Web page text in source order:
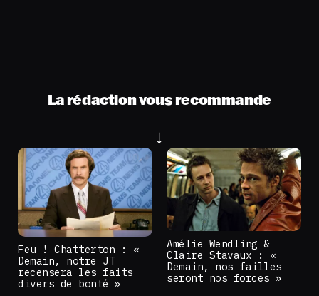
La rédaction vous recommande
Feu ! Chatterton : «
Demain, notre JT
recensera les faits
divers de bonté »
Amélie Wendling &
Claire Stavaux : «
Demain, nos failles
seront nos forces »